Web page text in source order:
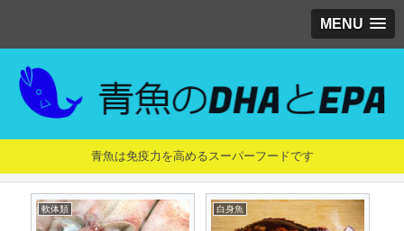
MENU
青魚は免疫力を高めるスーパーフードです
軟体類 白身魚